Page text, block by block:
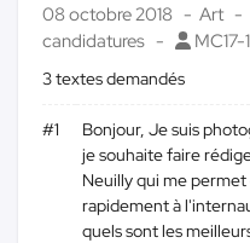
08 octobre 2018 Art
candidatures
3 textes demandés
#1
Bonjour, Je suis
je souhaite faire
Neuilly qui me
rapidement à
quels sont les